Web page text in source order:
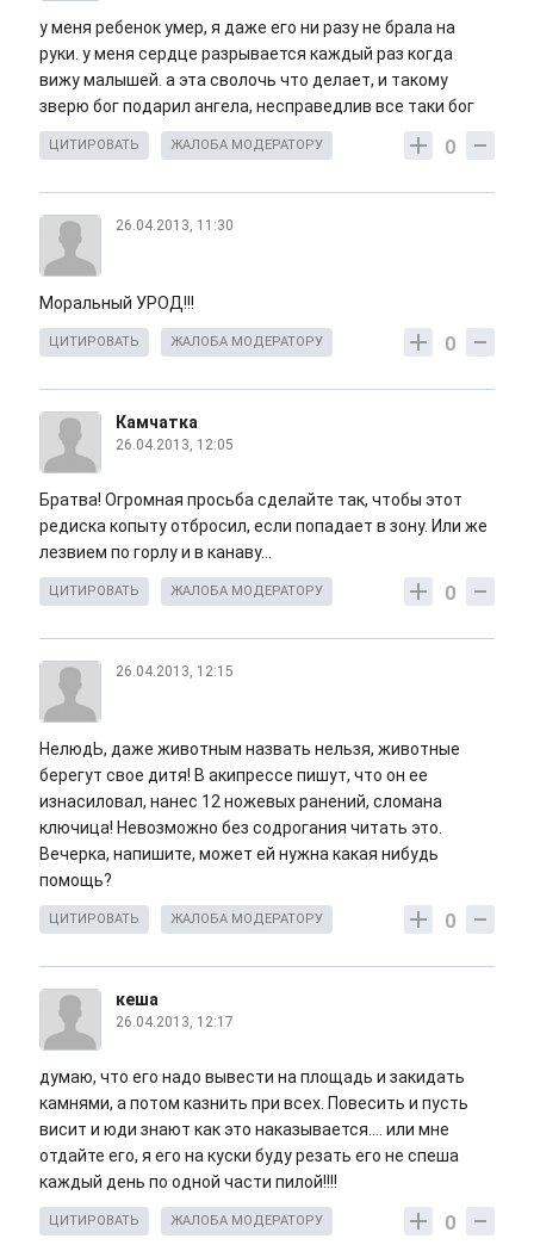
у меня ребенок умер, я даже его ни разу не брала на
руки. у меня сердце разрывается каждый раз когда
вижу малышей. а эта сволочь что делает, и такому
зверю бог подарил ангела, несправедлив все таки бог
0
ЦИТИРОВАТЬ ЖАЛОБА МОДЕРАТОРУ
26.04.2013, 11:30
Моральный УРОД!!!
0
ЦИТИРОВАТЬ ЖАЛОБА МОДЕРАТОРУ
Камчатка
26.04.2013, 12:05
Братва! Огромная просьба сделайте так, чтобы этот
редиска копыту отбросил, если попадает в зону. Или же
лезвием по горлу и в канаву...
0
ЦИТИРОВАТЬ ЖАЛОБА МОДЕРАТОРУ
26.04.2013, 12:15
НелюдЬ, даже животным назвать нельзя, животные
берегут свое дитя! В акипрессе пишут, что он ее
изнасиловал, нанес 12 ножевых ранений, сломана
ключица! Невозможно без содрогания читать это.
Вечерка, напишите, может ей нужна какая нибудь
помощь?
0
ЦИТИРОВАТЬ ЖАЛОБА МОДЕРАТОРУ
кеша
26.04.2013, 12:17
думаю, что его надо вывести на площадь и закидать
камнями, а потом казнить при всех. Повесить и пусть
висит и юди знают как это наказывается.... или мне
отдайте его, я его на куски буду резать его не спеша
каждый день по одной части пилой!!!!
0
ЦИТИРОВАТЬ ЖАЛОБА МОДЕРАТОРУ